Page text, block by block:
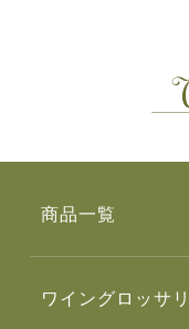
商品一覧
ワイングロッサ